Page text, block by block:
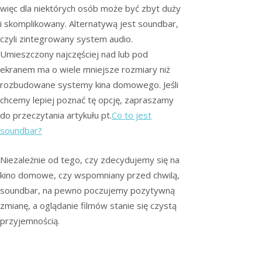
więc dla niektórych osób może być zbyt duży
i skomplikowany. Alternatywą jest soundbar,
czyli zintegrowany system audio.
Umieszczony najczęściej nad lub pod
ekranem ma o wiele mniejsze rozmiary niż
rozbudowane systemy kina domowego. Jeśli
chcemy lepiej poznać tę opcję, zapraszamy
do przeczytania artykułu pt.Co to jest
soundbar?
Niezależnie od tego, czy zdecydujemy się na
kino domowe, czy wspomniany przed chwilą,
soundbar, na pewno poczujemy pozytywną
zmianę, a oglądanie filmów stanie się czystą
przyjemnością.